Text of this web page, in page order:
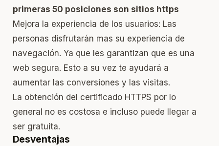
primeras 50 posiciones son sitios https
Mejora la experiencia de los usuarios: Las
personas disfrutarán mas su experiencia de
navegación. Ya que les garantizan que es una
web segura. Esto a su vez te ayudará a
aumentar las conversiones y las visitas.
La obtención del certificado HTTPS por lo
general no es costosa e incluso puede llegar a
ser gratuita.
Desventajas